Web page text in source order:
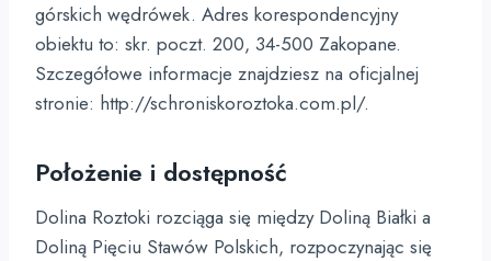
górskich wędrówek. Adres korespondencyjny
obiektu to: skr. poczt. 200, 34-500 Zakopane.
Szczegółowe informacje znajdziesz na oficjalnej
stronie: http://schroniskoroztoka.com.pl/.
Położenie i dostępność
Dolina Roztoki rozciąga się między Doliną Białki a
Doliną Pięciu Stawów Polskich, rozpoczynając się